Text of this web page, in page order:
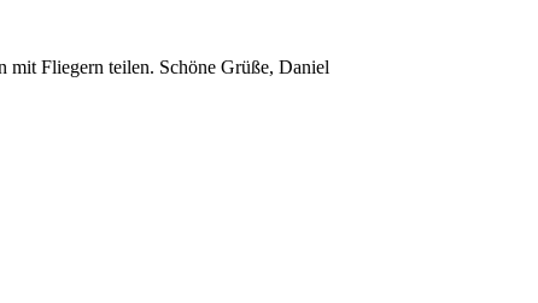
mit Fliegern teilen. Schöne Grüße, Daniel